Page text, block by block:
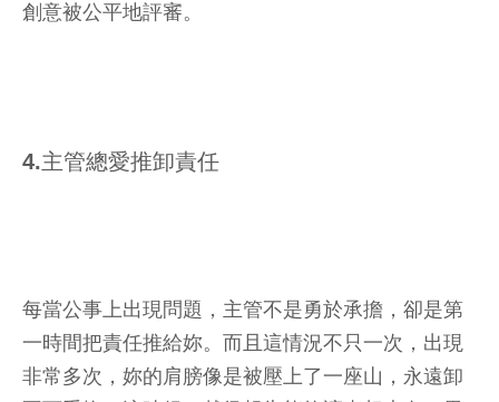
創意被公平地評審。
4.主管總愛推卸責任
每當公事上出現問題，主管不是勇於承擔，卻是第
一時間把責任推給妳。而且這情況不只一次，出現
非常多次，妳的肩膀像是被壓上了一座山，永遠卸